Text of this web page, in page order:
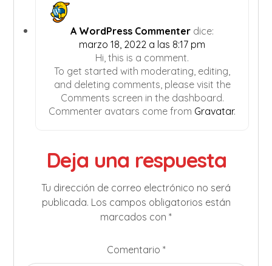
A WordPress Commenter dice:
marzo 18, 2022 a las 8:17 pm
Hi, this is a comment.
To get started with moderating, editing,
and deleting comments, please visit the
Comments screen in the dashboard.
Commenter avatars come from Gravatar.
Deja una respuesta
Tu dirección de correo electrónico no será
publicada. Los campos obligatorios están
marcados con *
Comentario *